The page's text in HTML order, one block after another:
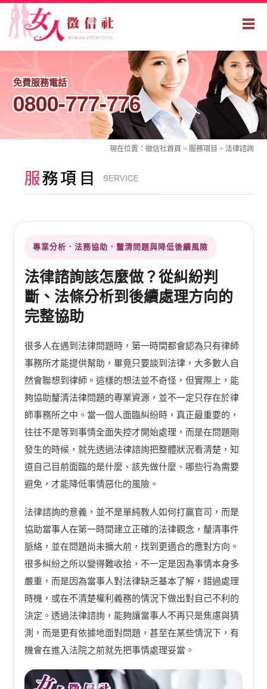
免費服務電話
0800-777-776
現在位置： 徵信社首頁 > 服務項目 > 法律諮詢
專業分析．法務協助．釐清問題與降低後續風險
法律諮詢該怎麼做？從糾紛判
斷、法條分析到後續處理方向的
完整協助
很多人在遇到法律問題時，第一時間都會認為只有律師
事務所才能提供幫助，畢竟只要談到法律，大多數人自
然會聯想到律師。這樣的想法並不奇怪，但實際上，能
夠協助釐清法律問題的專業資源，並不一定只存在於律
師事務所之中。當一個人面臨糾紛時，真正最重要的，
往往不是等到事情全面失控才開始處理，而是在問題剛
發生的時候，就先透過法律諮詢把整體狀況看清楚，知
道自己目前面臨的是什麼、該先做什麼、哪些行為需要
避免，才能降低事情惡化的風險。
法律諮詢的意義，並不是單純教人如何打贏官司，而是
協助當事人在第一時間建立正確的法律觀念，釐清事件
脈絡，並在問題尚未擴大前，找到更適合的應對方向。
很多糾紛之所以變得難收拾，不一定是因為事情本身多
嚴重，而是因為當事人對法律缺乏基本了解，錯過處理
時機，或在不清楚權利義務的情況下做出對自己不利的
決定。透過法律諮詢，能夠讓當事人不再只是焦慮與猜
測，而是更有依據地面對問題，甚至在某些情況下，有
機會在進入法院之前就先把事情處理妥當。